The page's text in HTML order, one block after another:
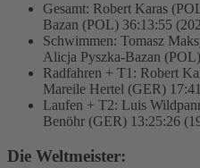
Gesamt: Robert Karas
Bazan (POL) 36:13:55
Schwimmen: Tomasz
Alicja Pyszka-Bazan
Radfahren + T1: Robert
Mareile Hertel (GER)
Laufen + T2: Luis
Benöhr (GER) 13:25:26
Die Weltmeister: